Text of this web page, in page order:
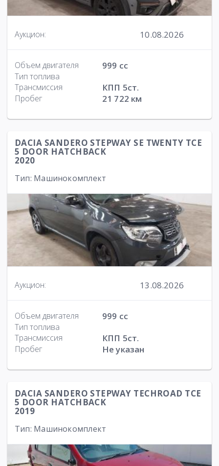
Аукцион: 10.08.2026
Объем двигателя 999 cc
Тип топлива
Трансмиссия
КПП 5ст.
Пробег 21 722 км
DACIA SANDERO STEPWAY SE TWENTY TCE
5 DOOR HATCHBACK
2020
Тип: Машинокомплект
Аукцион: 13.08.2026
Объем двигателя 999 cc
Тип топлива
Трансмиссия
КПП 5ст.
Пробег Не указан
DACIA SANDERO STEPWAY TECHROAD TCE
5 DOOR HATCHBACK
2019
Тип: Машинокомплект